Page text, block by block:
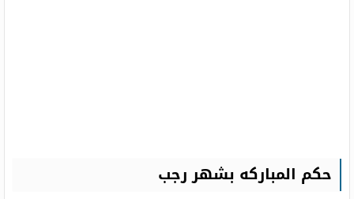
حكم المباركه بشهر رجب